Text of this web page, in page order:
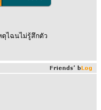
ตุไฉนไม่รู้สึกตัว